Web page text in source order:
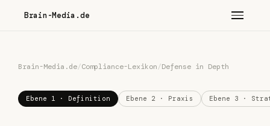
Brain-Media.de
Brain-Media.de/Compliance-Lexikon/Defense in Depth
Ebene 1 · Definition Ebene 2 · Praxis Ebene 3 ·